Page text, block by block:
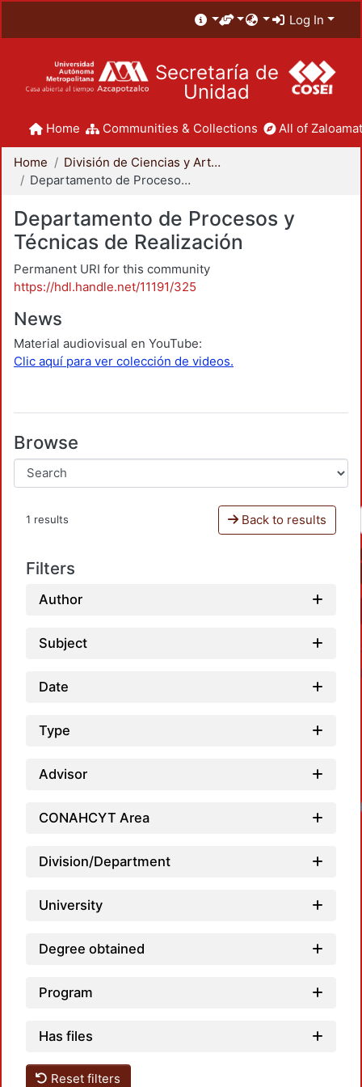
Log In
Secretaría de
Unidad
Home Communities & Collections All of
Home
División de Ciencias y Artes para el Diseño
Departamento de Procesos y Técnicas de Realización
Departamento de Procesos y
Técnicas de Realización
Permanent URI for this community
https://hdl.handle.net/11191/325
News
Material audiovisual en YouTube:
Clic aquí para ver colección de videos.
Browse
1 results Back to results
Filters
Author
Subject
Date
Type
Advisor
CONAHCYT Area
Division/Department
University
Degree obtained
Program
Has files
Reset filters